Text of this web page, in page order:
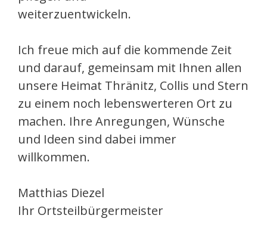
weiterzuentwickeln.
Ich freue mich auf die kommende Zeit
und darauf, gemeinsam mit Ihnen allen
unsere Heimat Thränitz, Collis und Stern
zu einem noch lebenswerteren Ort zu
machen. Ihre Anregungen, Wünsche
und Ideen sind dabei immer
willkommen.
Matthias Diezel
Ihr Ortsteilbürgermeister